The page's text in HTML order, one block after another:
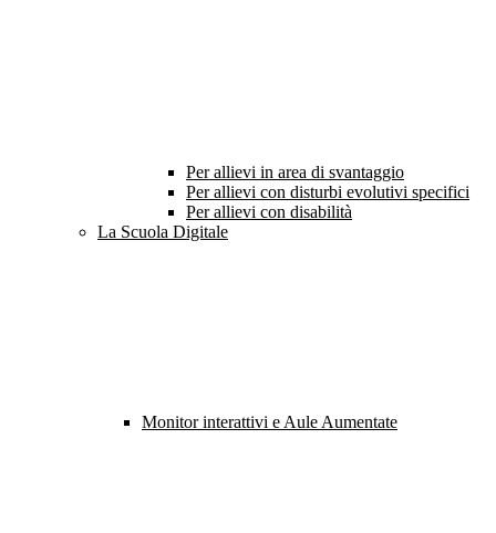
Per allievi in area di svantaggio
Per allievi con disturbi evolutivi specifici
Per allievi con disabilità
La Scuola Digitale
Monitor interattivi e Aule Aumentate